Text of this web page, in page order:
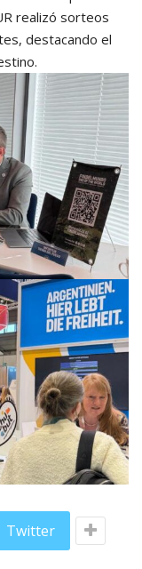
realizó sorteos
destacando el
Twitter